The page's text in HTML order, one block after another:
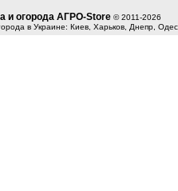
и огорода АГРО-Store © 2011-2026
в Украине: Киев, Харьков, Днепр,